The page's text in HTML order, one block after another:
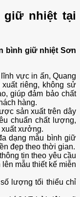
nhiệt tại
bình giữ nhiệt Sơn
vực in ấn, Quang
riêng, không sử
giúp đảm bảo chất
hàng.
sản xuất trên dây
chuẩn chất lượng,
xưởng.
dạng mẫu bình giữ
đẹp theo thời gian.
tin theo yêu cầu
mẫu thiết kế miễn
lượng tối thiểu chỉ